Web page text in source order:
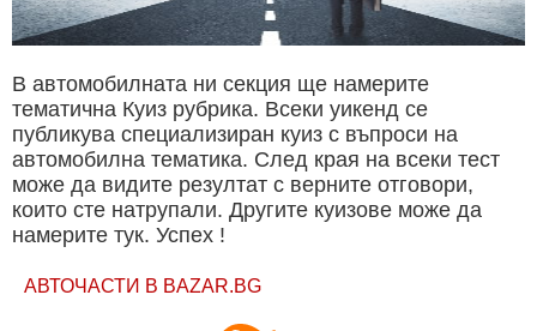
В автомобилната ни секция ще намерите
тематична Куиз рубрика. Всеки уикенд се
публикува специализиран куиз с въпроси на
автомобилна тематика. След края на всеки тест
може да видите резултат с верните отговори,
които сте натрупали. Другите куизове може да
намерите тук. Успех !
АВТОЧАСТИ В BAZAR.BG